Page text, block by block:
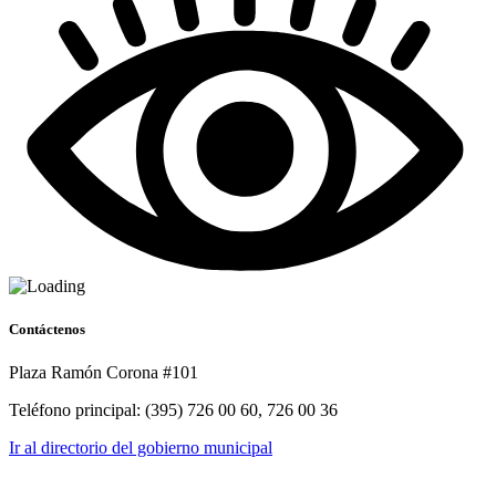
Contáctenos
Plaza Ramón Corona #101
Teléfono principal: (395) 726 00 60, 726 00 36
Ir al directorio del gobierno municipal